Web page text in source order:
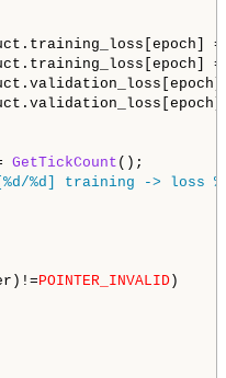
=
=
GetTickCount ();
%d] training -> loss
POINTER_INVALID )